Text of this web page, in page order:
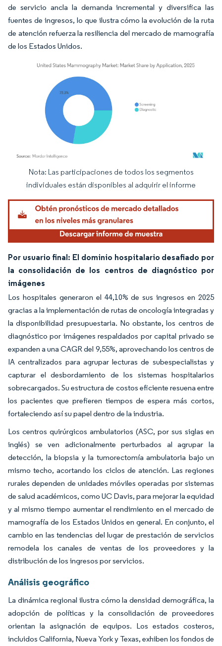
de servicio ancla la demanda incremental y diversifica las
fuentes de ingresos, lo que ilustra cómo la evolución de la ruta
de atención refuerza la resiliencia del mercado de mamografía
de los Estados Unidos.
Imagen © Mordor Intelligence. El uso requiere atribución según CC BY 4.0.
Nota: Las participaciones de todos los segmentos
individuales están disponibles al adquirir el informe
Por usuario final: El dominio hospitalario desafiado por
la consolidación de los centros de diagnóstico por
imágenes
Los hospitales generaron el 44,10% de sus ingresos en 2025
gracias a la implementación de rutas de oncología integradas y
la disponibilidad presupuestaria. No obstante, los centros de
diagnóstico por imágenes respaldados por capital privado se
expanden a una CAGR del 9,55%, aprovechando los centros de
IA centralizados para agrupar lecturas de subespecialistas y
capturar el desbordamiento de los sistemas hospitalarios
sobrecargados. Su estructura de costos eficiente resuena entre
los pacientes que prefieren tiempos de espera más cortos,
fortaleciendo así su papel dentro de la industria.
Los centros quirúrgicos ambulatorios (ASC, por sus siglas en
inglés) se ven adicionalmente perturbados al agrupar la
detección, la biopsia y la tumorectomía ambulatoria bajo un
mismo techo, acortando los ciclos de atención. Las regiones
rurales dependen de unidades móviles operadas por sistemas
de salud académicos, como UC Davis, para mejorar la equidad
y al mismo tiempo aumentar el rendimiento en el mercado de
mamografía de los Estados Unidos en general. En conjunto, el
cambio en las tendencias del lugar de prestación de servicios
remodela los canales de ventas de los proveedores y la
distribución de los ingresos por servicios.
Análisis geográfico
La dinámica regional ilustra cómo la densidad demográfica, la
adopción de políticas y la consolidación de proveedores
orientan la asignación de equipos. Los estados costeros,
incluidos California, Nueva York y Texas, exhiben los fondos de